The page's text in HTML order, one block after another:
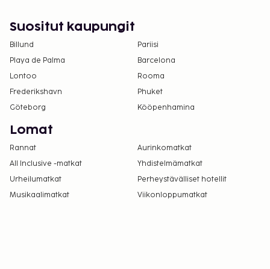
Suositut kaupungit
Billund
Pariisi
Playa de Palma
Barcelona
Lontoo
Rooma
Frederikshavn
Phuket
Göteborg
Kööpenhamina
Lomat
Rannat
Aurinkomatkat
All Inclusive -matkat
Yhdistelmämatkat
Urheilumatkat
Perheystävälliset hotellit
Musikaalimatkat
Viikonloppumatkat